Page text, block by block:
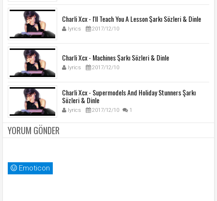
Charli Xcx - I'll Teach You A Lesson Şarkı Sözleri & Dinle
lyrics 2017/12/10
Charli Xcx - Machines Şarkı Sözleri & Dinle
lyrics 2017/12/10
Charli Xcx - Supermodels And Holiday Stunners Şarkı
Sözleri & Dinle
lyrics 2017/12/10 1
YORUM GÖNDER
Emoticon